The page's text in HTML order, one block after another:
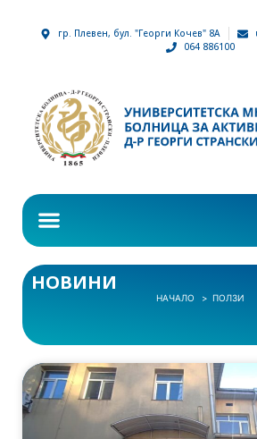
гр. Плевен, бул. "Георги Кочев" 8А
064 886100
НОВИНИ
НАЧАЛО ПОЛЗИ